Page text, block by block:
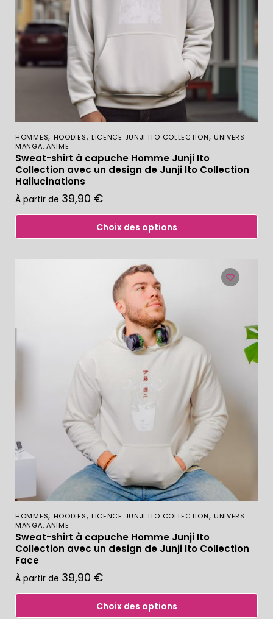
HOMMES, HOODIES, LICENCE JUNJI ITO COLLECTION, UNIVERS
MANGA, ANIME
Sweat-shirt à capuche Homme Junji Ito
Collection avec un design de Junji Ito Collection
Hallucinations
À partir de 39,90 €
Choix des options
HOMMES, HOODIES, LICENCE JUNJI ITO COLLECTION, UNIVERS
MANGA, ANIME
Sweat-shirt à capuche Homme Junji Ito
Collection avec un design de Junji Ito Collection
Face
À partir de 39,90 €
Choix des options